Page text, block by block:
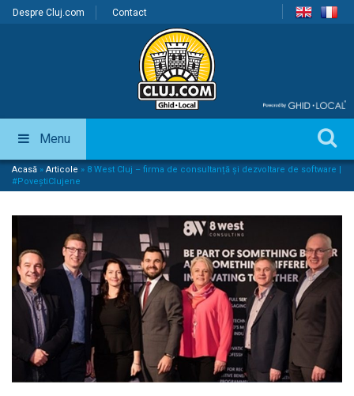
Despre Cluj.com Contact
Menu
Acasă » Articole » 8 West Cluj – firma de consultanță și dezvoltare de software |
#PoveștiClujene